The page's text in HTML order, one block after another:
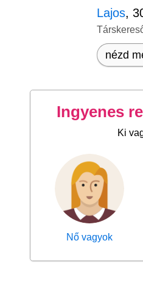
Lajos,
nézd
Ingyenes
Ki
Nő vagyok